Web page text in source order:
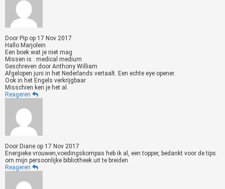
Door Pip op 17 Nov 2017
Hallo Marjolein
Een boek wat je niet mag
Missen is : medical medium
Geschreven door Anthony William
Afgelopen juni in het Nederlands vertaalt. Een echte eye opener.
Ook in het Engels verkrijgbaar
Misschien ken je het al.
Reageren
Door Diane op 17 Nov 2017
Energieke vrouwen,voedingskompas heb ik al, een topper, bedankt voor de tips
om mijn persoonlijke bibliotheek uit te breiden
Reageren